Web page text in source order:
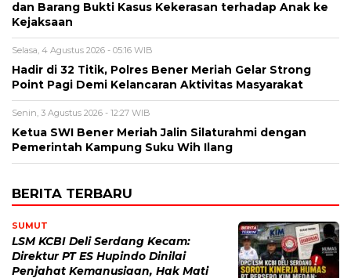
dan Barang Bukti Kasus Kekerasan terhadap Anak ke
Kejaksaan
Selasa, 4 Agustus 2026 - 05:16 WIB
Hadir di 32 Titik, Polres Bener Meriah Gelar Strong
Point Pagi Demi Kelancaran Aktivitas Masyarakat
Senin, 3 Agustus 2026 - 12:27 WIB
Ketua SWI Bener Meriah Jalin Silaturahmi dengan
Pemerintah Kampung Suku Wih Ilang
BERITA TERBARU
SUMUT
LSM KCBI Deli Serdang Kecam:
Direktur PT ES Hupindo Dinilai
Penjahat Kemanusiaan, Hak Mati